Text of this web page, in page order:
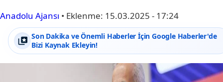
Anadolu Ajansı • Eklenme: 15.03.2025 - 17:24
Son Dakika ve Önemli Haberler İçin Google Haberler'de
Bizi Kaynak Ekleyin!